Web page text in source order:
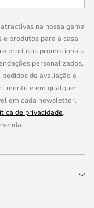
na nossa gama
produtos para a casa
produtos promocionais
personalizados,
de avaliação e
e em qualquer
em cada newsletter.
de privacidade.